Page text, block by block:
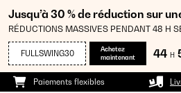
Jusqu’à 30 % de réduction sur
RÉDUCTIONS MASSIVES PENDANT 48 H
FULLSWING30
Achetez
maintenant
44 H
Paiements flexibles